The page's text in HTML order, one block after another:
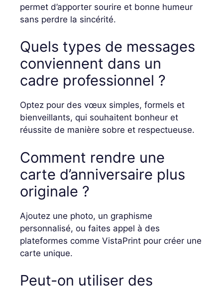
permet d’apporter sourire et bonne humeur
sans perdre la sincérité.
Quels types de messages
conviennent dans un
cadre professionnel ?
Optez pour des vœux simples, formels et
bienveillants, qui souhaitent bonheur et
réussite de manière sobre et respectueuse.
Comment rendre une
carte d’anniversaire plus
originale ?
Ajoutez une photo, un graphisme
personnalisé, ou faites appel à des
plateformes comme VistaPrint pour créer une
carte unique.
Peut-on utiliser des